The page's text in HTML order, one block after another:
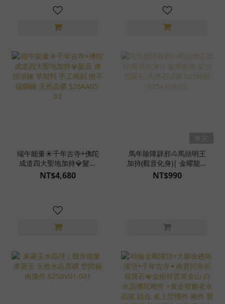
端午能量☀️千年古寺+佛陀
成道四大聖地加持💎髮晶
佛頭項鍊 早期料 手工雕刻
附不鏽鋼鍊 天然晶礦
NT$4,680
馬年除障辟邪🐴馬頭明王
加持(觀音化身)| 金曜龍牌
金沙黑曜石 天然石項鍊
NT$990